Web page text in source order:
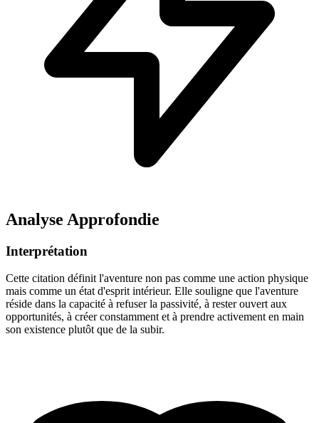
Analyse Approfondie
Interprétation
Cette citation définit l'aventure non pas comme une action physique
mais comme un état d'esprit intérieur. Elle souligne que l'aventure
réside dans la capacité à refuser la passivité, à rester ouvert aux
opportunités, à créer constamment et à prendre activement en main
son existence plutôt que de la subir.